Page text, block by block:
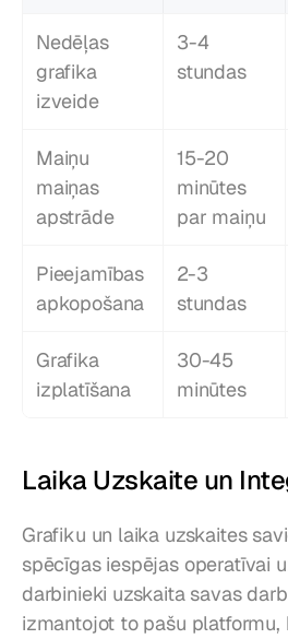
Nedēļas
grafika
izveide
3-4
stundas
Maiņu
maiņas
apstrāde
15-20
minūtes
par maiņu
Pieejamības
apkopošana
2-3
stundas
Grafika
izplatīšana
30-45
minūtes
Laika Uzskaite un
Grafiku un laika uzskaites
spēcīgas iespējas operatīvai
darbinieki uzskaita savas
izmantojot to pašu